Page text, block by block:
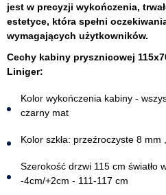
jest w precyzji wykończenia,
estetyce, która spełni
wymagających użytkowników.
Cechy kabiny prysznicowej
Liniger:
Kolor wykończenia kabiny -
czarny mat
Kolor szkła: przeźroczyste 8 mm
Szerokość drzwi 115 cm światło
-4cm/+2cm - 111-117 cm